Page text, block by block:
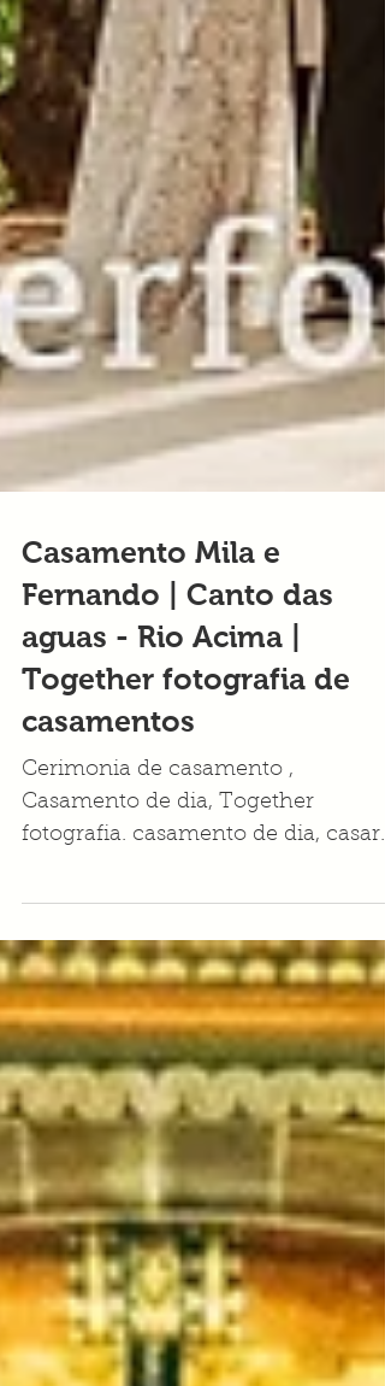
Casamento Mila e
Fernando | Canto das
aguas - Rio Acima |
Together fotografia de
casamentos
Cerimonia de casamento ,
fotografia. casamento de dia, casar
BH, wedding, casam